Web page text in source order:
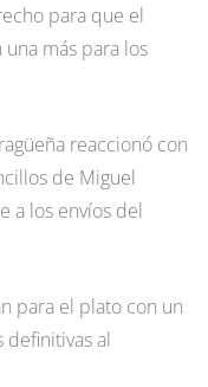
para que el
más para los
reaccionó con
de Miguel
a los envíos del
para el plato con un
definitivas al